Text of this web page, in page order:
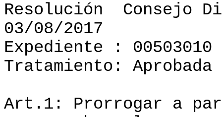
Resolución
Consejo
03/08/2017
Expediente : 00503010
Tratamiento: Aprobada
Art.1: Prorrogar a